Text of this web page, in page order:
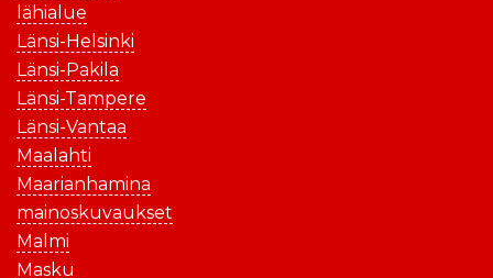
lähialue
Länsi-Helsinki
Länsi-Pakila
Länsi-Tampere
Länsi-Vantaa
Maalahti
Maarianhamina
mainoskuvaukset
Malmi
Masku